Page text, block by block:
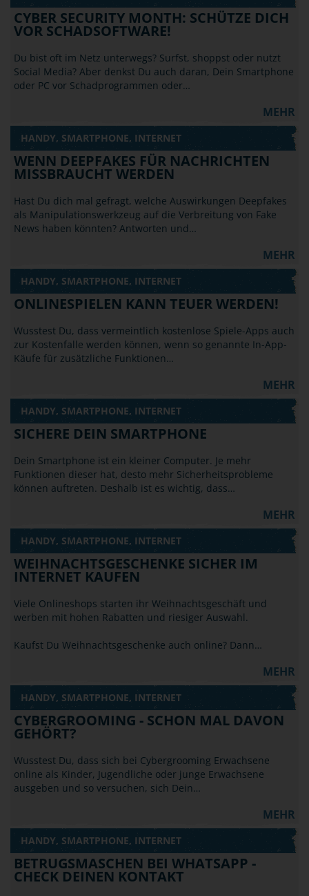
CYBER SECURITY MONTH: SCHÜTZE DICH
VOR SCHADSOFTWARE!
Du bist oft im Netz unterwegs? Surfst, shoppst oder nutzt
Social Media? Aber denkst Du auch daran, Dein Smartphone
oder PC vor Schadprogrammen oder…
MEHR
HANDY, SMARTPHONE, INTERNET
WENN DEEPFAKES FÜR NACHRICHTEN
MISSBRAUCHT WERDEN
Hast Du dich mal gefragt, welche Auswirkungen Deepfakes
als Manipulationswerkzeug auf die Verbreitung von Fake
News haben könnten? Antworten und…
MEHR
HANDY, SMARTPHONE, INTERNET
ONLINESPIELEN KANN TEUER WERDEN!
Wusstest Du, dass vermeintlich kostenlose Spiele-Apps auch
zur Kostenfalle werden können, wenn so genannte In-App-
Käufe für zusätzliche Funktionen…
MEHR
HANDY, SMARTPHONE, INTERNET
SICHERE DEIN SMARTPHONE
Dein Smartphone ist ein kleiner Computer. Je mehr
Funktionen dieser hat, desto mehr Sicherheitsprobleme
können auftreten. Deshalb ist es wichtig, dass…
MEHR
HANDY, SMARTPHONE, INTERNET
WEIHNACHTSGESCHENKE SICHER IM
INTERNET KAUFEN
Viele Onlineshops starten ihr Weihnachtsgeschäft und
werben mit hohen Rabatten und riesiger Auswahl.
Kaufst Du Weihnachtsgeschenke auch online? Dann…
MEHR
HANDY, SMARTPHONE, INTERNET
CYBERGROOMING - SCHON MAL DAVON
GEHÖRT?
Wusstest Du, dass sich bei Cybergrooming Erwachsene
online als Kinder, Jugendliche oder junge Erwachsene
ausgeben und so versuchen, sich Dein…
MEHR
HANDY, SMARTPHONE, INTERNET
BETRUGSMASCHEN BEI WHATSAPP -
CHECK DEINEN KONTAKT